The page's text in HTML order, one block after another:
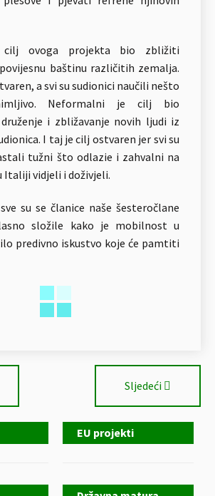
EU projekti
cilj ovoga projekta bio zbližiti
baštinu različitih zemalja.
a svi su sudionici naučili nešto
Neformalni je cilj bio
i zbližavanje novih ljudi iz
I taj je cilj ostvaren jer svi su
tužni što odlazie i zahvalni na
Italiji vidjeli i doživjeli.
su se članice naše šesteročlane
složile kako je mobilnost u
predivno iskustvo koje će pamtiti
Sljedeći